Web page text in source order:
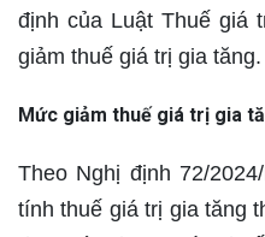
định của Luật Thuế giá
giảm thuế giá trị gia tăng.
Mức giảm thuế giá trị gia
Theo Nghị định 72/
tính thuế giá trị gia tăng